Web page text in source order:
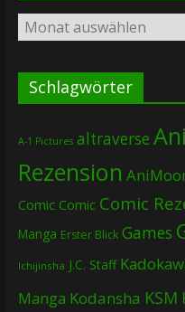
Archiv
Schlagwörter
A-1 Pictures altraverse
Rezension
Comic Comic Comic
Manga Erster Blick Games
Ichijinsha J.C. Staff
Manga Kodansha KSM